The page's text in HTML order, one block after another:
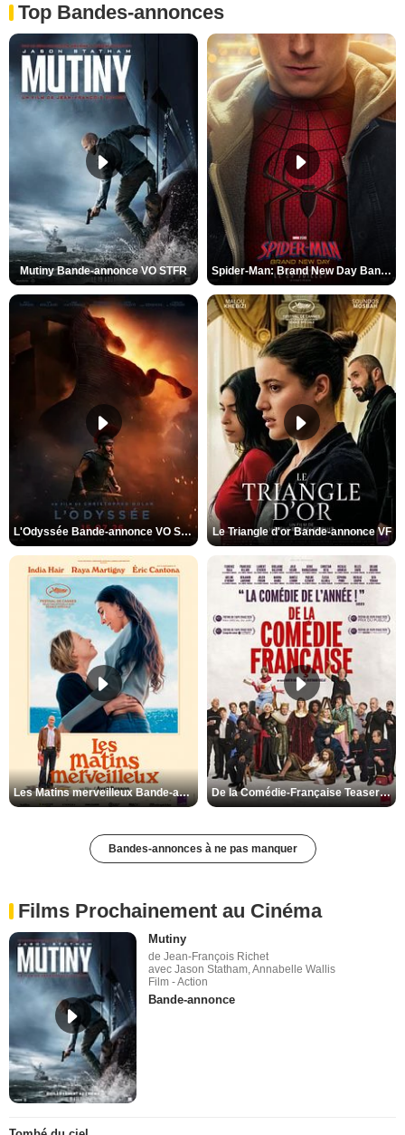
Top Bandes-annonces
Mutiny Bande-annonce VO STFR Spider-Man: Brand New Day Bande-annonce VO STFR
L'Odyssée Bande-annonce VO STFR Le Triangle d'or Bande-annonce VF
Les Matins merveilleux Bande-annonce VF De la Comédie-Française Teaser VF
Bandes-annonces à ne pas manquer
Films Prochainement au Cinéma
Mutiny
de Jean-François Richet
avec Jason Statham, Annabelle Wallis
Film - Action
Bande-annonce